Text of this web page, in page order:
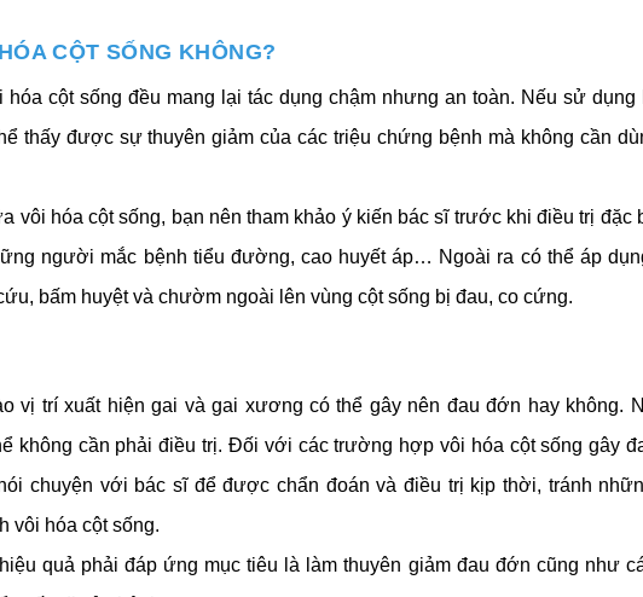
CỘT SỐNG KHÔNG?
cột sống đều mang lại tác dụng chậm nhưng an toàn. Nếu sử dụng
thấy được sự thuyên giảm của các triệu chứng bệnh mà không cần
vôi hóa cột sống, bạn nên tham khảo ý kiến bác sĩ trước khi điều trị đặc
người mắc bệnh tiểu đường, cao huyết áp… Ngoài ra có thể áp
bấm huyệt và chườm ngoài lên vùng cột sống bị đau, co cứng.
vị trí xuất hiện gai và gai xương có thể gây nên đau đớn hay không.
không cần phải điều trị. Đối với các trường hợp vôi hóa cột sống gây
chuyện với bác sĩ để được chẩn đoán và điều trị kịp thời, tránh
vôi hóa cột sống.
quả phải đáp ứng mục tiêu là làm thuyên giảm đau đớn cũng như